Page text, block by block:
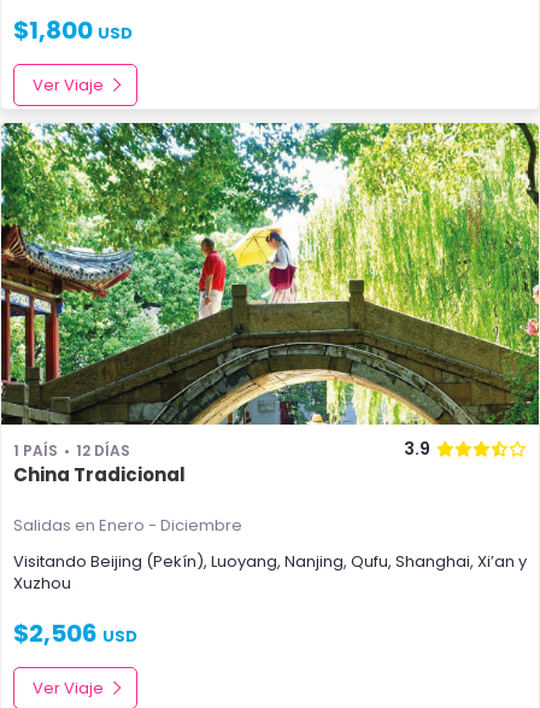
$1,800 USD
Ver Viaje
1 PAÍS 12 DÍAS 3.9
China Tradicional
Salidas en Enero - Diciembre
Visitando Beijing (Pekín), Luoyang, Nanjing, Qufu, Shanghai, Xi’an y
Xuzhou
$2,506 USD
Ver Viaje